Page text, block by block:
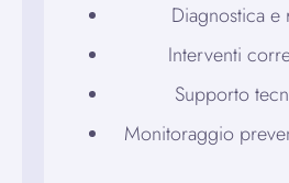
Diagnostica e
Interventi
Supporto
Monitoraggio